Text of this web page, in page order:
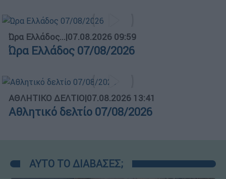
Ώρα Ελλάδος...|07.08.2026 09:59
Ώρα Ελλάδος 07/08/2026
ΑΘΛΗΤΙΚΟ ΔΕΛΤΙΟ|07.08.2026 13:41
Αθλητικό δελτίο 07/08/2026
ΑΥΤΟ ΤΟ ΔΙΑΒΑΣΕΣ;